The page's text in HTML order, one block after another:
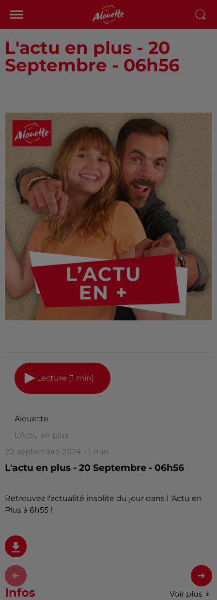
L'actu en plus - 20
Septembre - 06h56
Lecture (1 min)
Alouette
L'Actu en plus
20 septembre 2024 - 1 min
L'actu en plus - 20 Septembre - 06h56
Retrouvez l'actualité insolite du jour dans l 'Actu en
Plus à 6h55 !
Infos Voir plus